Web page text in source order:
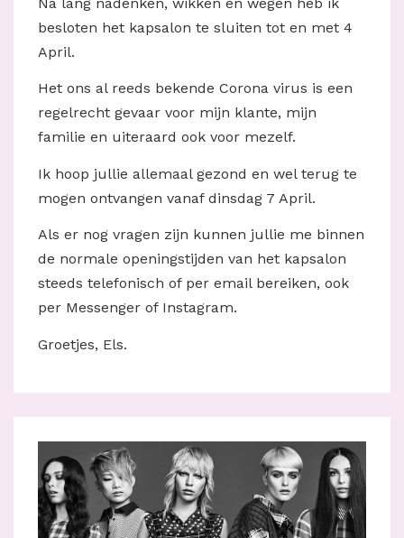
besloten het kapsalon te sluiten tot en met 4
April.
Het ons al reeds bekende Corona virus is een
regelrecht gevaar voor mijn klante, mijn
familie en uiteraard ook voor mezelf.
Ik hoop jullie allemaal gezond en wel terug te
mogen ontvangen vanaf dinsdag 7 April.
Als er nog vragen zijn kunnen jullie me binnen
de normale openingstijden van het kapsalon
steeds telefonisch of per email bereiken, ook
per Messenger of Instagram.
Groetjes, Els.